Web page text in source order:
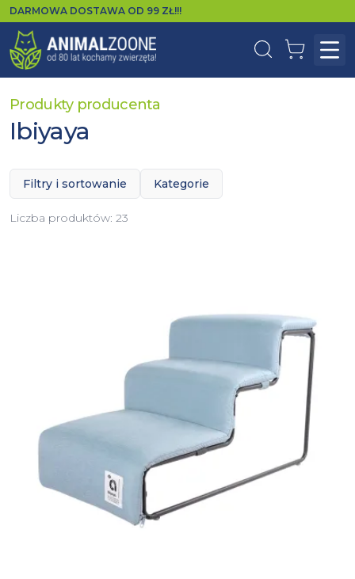
DARMOWA DOSTAWA OD 99 ZŁ!!!
WyszukajKoszyk
Produkty producenta
Ibiyaya
Filtry i sortowanie Kategorie
Liczba produktów: 23